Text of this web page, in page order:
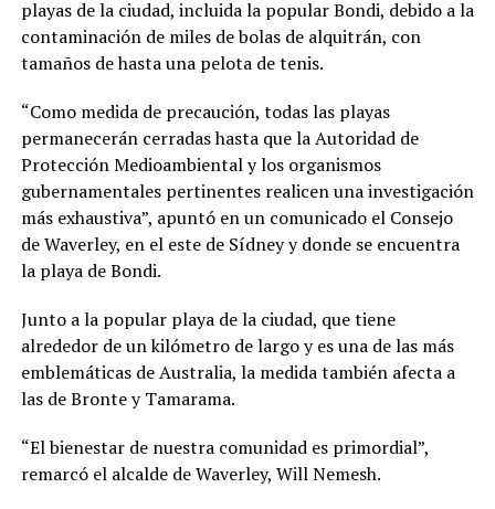
playas de la ciudad, incluida la popular Bondi, debido a la
contaminación de miles de bolas de alquitrán, con
tamaños de hasta una pelota de tenis.
“Como medida de precaución, todas las playas
permanecerán cerradas hasta que la Autoridad de
Protección Medioambiental y los organismos
gubernamentales pertinentes realicen una investigación
más exhaustiva”, apuntó en un comunicado el Consejo
de Waverley, en el este de Sídney y donde se encuentra
la playa de Bondi.
Junto a la popular playa de la ciudad, que tiene
alrededor de un kilómetro de largo y es una de las más
emblemáticas de Australia, la medida también afecta a
las de Bronte y Tamarama.
“El bienestar de nuestra comunidad es primordial”,
remarcó el alcalde de Waverley, Will Nemesh.